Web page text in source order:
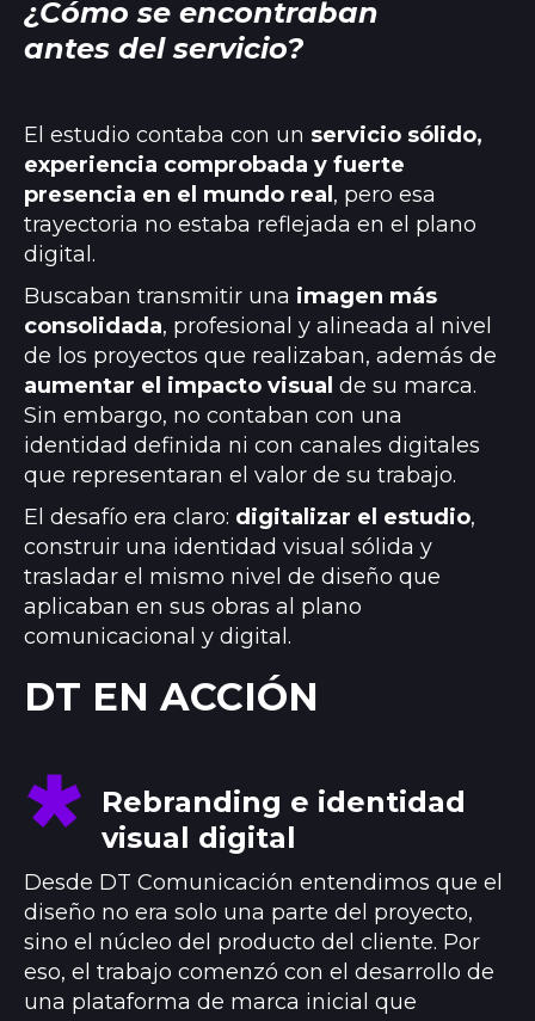
¿Cómo se encontraban
antes del servicio?
El estudio contaba con un servicio sólido,
experiencia comprobada y fuerte
presencia en el mundo real , pero esa
trayectoria no estaba reflejada en el plano
digital.
Buscaban transmitir una imagen más
consolidada, profesional y alineada al nivel
de los proyectos que realizaban, además de
aumentar el impacto visual de su marca.
Sin embargo, no contaban con una
identidad definida ni con canales digitales
que representaran el valor de su trabajo.
El desafío era claro: digitalizar el estudio,
construir una identidad visual sólida y
trasladar el mismo nivel de diseño que
aplicaban en sus obras al plano
comunicacional y digital.
DT EN ACCIÓN
Rebranding e identidad
visual digital
Desde DT Comunicación entendimos que el
diseño no era solo una parte del proyecto,
sino el núcleo del producto del cliente. Por
eso, el trabajo comenzó con el desarrollo de
una plataforma de marca inicial que